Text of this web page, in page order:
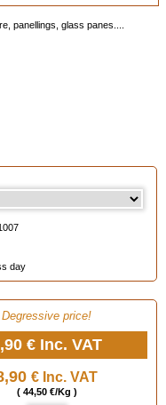
panellings, glass panes....
day
Degressive price!
€ Inc. VAT
€ Inc. VAT
( 44,50 €/Kg )